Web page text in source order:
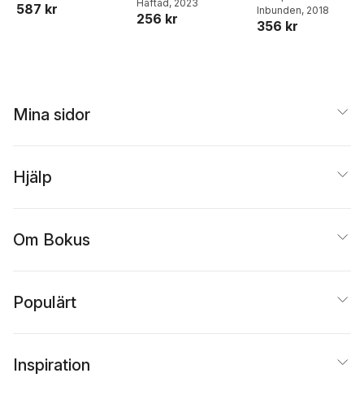
587 kr
Häftad, 2023
256 kr
Pleasure. 2.
Concerning the
Puerilia of Joseph
Inbunden, 2018
356 kr
Mina sidor
Hjälp
Om Bokus
Populärt
Inspiration